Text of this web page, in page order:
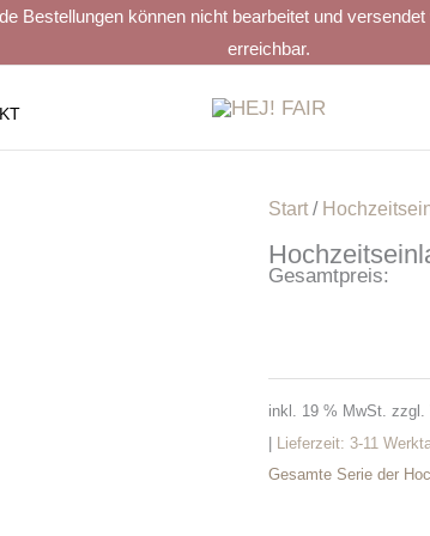
Bestellungen können nicht bearbeitet und
erreichbar.
Start /
Gesamtpreis:
inkl. 19 % MwSt. zzgl.
Lieferzeit: 3-11
Gesamte Serie der